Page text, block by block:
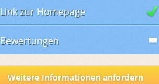
Link zur Homepage
Bewertungen
Weitere Informationen anfordern